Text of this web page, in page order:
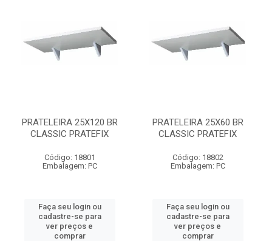
PRATELEIRA 25X120 BR
CLASSIC PRATEFIX
Código: 18801
Embalagem: PC
Faça seu login ou
cadastre-se para
ver preços e
comprar
PRATELEIRA 25X60 BR
CLASSIC PRATEFIX
Código: 18802
Embalagem: PC
Faça seu login ou
cadastre-se para
ver preços e
comprar